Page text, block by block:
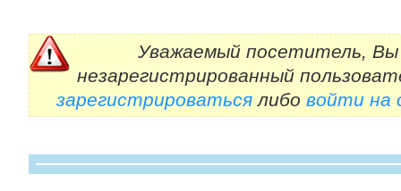
Уважаемый посетитель, Вы
незарегистрированный
зарегистрироватьсялибо войти на